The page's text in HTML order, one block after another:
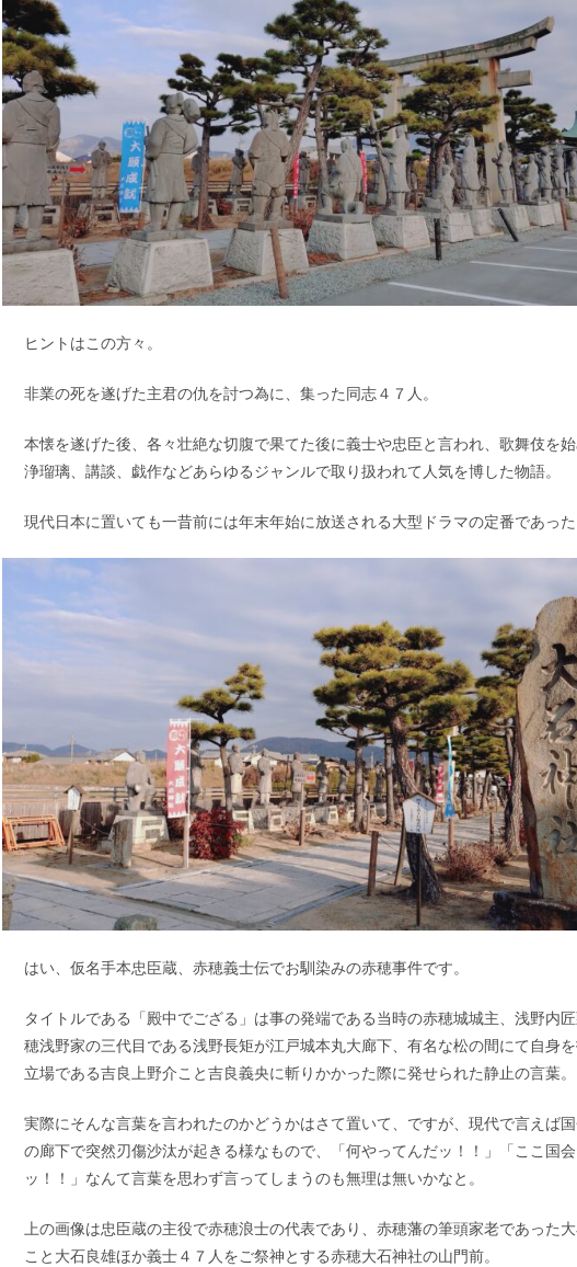
ヒントはこの方々。
非業の死を遂げた主君の仇を討つ為に、集った同志４７人。
本懐を遂げた後、各々壮絶な切腹で果てた後に義士や忠臣と言われ、歌舞伎を
浄瑠璃、講談、戯作などあらゆるジャンルで取り扱われて人気を博した物語。
現代日本に置いても一昔前には年末年始に放送される大型ドラマの定番であっ
はい、仮名手本忠臣蔵、赤穂義士伝でお馴染みの赤穂事件です。
タイトルである「殿中でござる」は事の発端である当時の赤穂城城主、浅野内
穂浅野家の三代目である浅野長矩が江戸城本丸大廊下、有名な松の間にて自身
立場である吉良上野介こと吉良義央に斬りかかった際に発せられた静止の言葉。
実際にそんな言葉を言われたのかどうかはさて置いて、ですが、現代で言えば
の廊下で突然刃傷沙汰が起きる様なもので、「何やってんだッ！！」「ここ国
ッ！！」なんて言葉を思わず言ってしまうのも無理は無いかなと。
上の画像は忠臣蔵の主役で赤穂浪士の代表であり、赤穂藩の筆頭家老であった
こと大石良雄ほか義士４７人をご祭神とする赤穂大石神社の山門前。